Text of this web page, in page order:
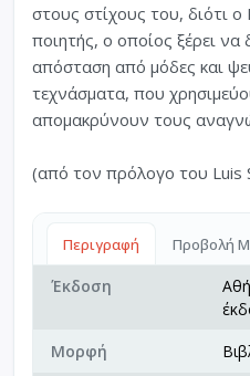
στους στίχους του, διότι ο
ποιητής, ο οποίος ξέρει να
απόσταση από μόδες και
τεχνάσματα, που
απομακρύνουν τους
(από τον πρόλογο του Luis
Περιγραφή Προβολή
Έκδοση
Μορφή